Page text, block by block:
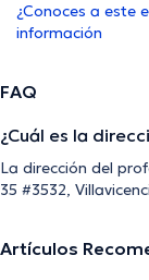
¿Conoces a este
información
FAQ
¿Cuál es la
La dirección del
35 #3532,
Artículos